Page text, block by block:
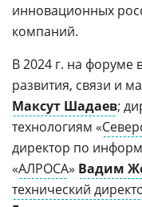
инновационных
компаний.
В 2024 г. на форуме
развития, связи и
Максут Шадаев;
технологиям «
директор по
«АЛРОСА» Вадим
технический